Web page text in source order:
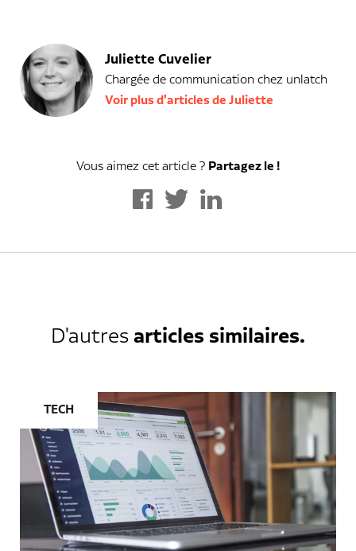
Juliette Cuvelier
Chargée de communication chez unlatch
Voir plus d'articles de Juliette
Vous aimez cet article ? Partagez le !
D'autresarticles similaires.
TECH